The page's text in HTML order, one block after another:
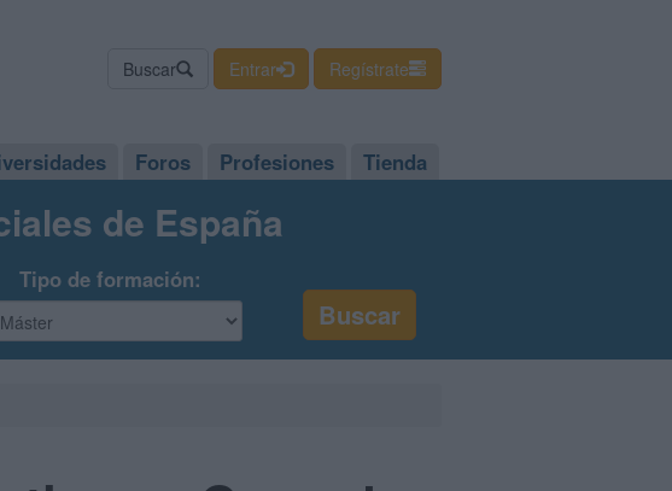
Buscar Entrar Regístrate
Foros Profesiones Tienda
de España
Tipo de formación: